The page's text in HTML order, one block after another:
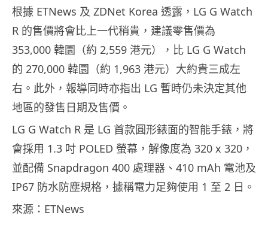
根據 ETNews 及 ZDNet Korea 透露，LG G Watch
R 的售價將會比上一代稍貴，建議零售價為
353,000 韓圜（約 2,559 港元），比 LG G Watch
的 270,000 韓圜（約 1,963 港元）大約貴三成左
右。此外，報導同時亦指出 LG 暫時仍未決定其他
地區的發售日期及售價。
LG G Watch R 是 LG 首款圓形錶面的智能手錶，將
會採用 1.3 吋 POLED 螢幕，解像度為 320 x 320，
並配備 Snapdragon 400 處理器、410 mAh 電池及
IP67 防水防塵規格，據稱電力足夠使用 1 至 2 日。
來源：ETNews